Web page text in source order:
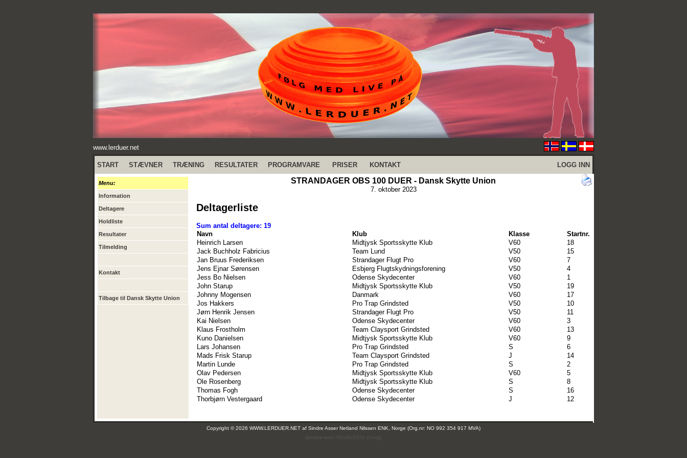
www.lerduer.net
START STÆVNER TRÆNING RESULTATER PROGRAMVARE PRISER KONTAKT LOGG INN
Menu:
Information
Deltagere
Holdliste
Resultater
Tilmelding
Kontakt
Tilbage til Dansk Skytte Union
STRANDAGER OBS 100 DUER - Dansk Skytte Union
7. oktober 2023
Deltagerliste
Sum antal deltagere: 19
Navn
Klub Klasse
Startnr.
Heinrich Larsen
Midtjysk Sportsskytte Klub V60
18
Jack Buchholz Fabricius
Team Lund V50
15
Jan Bruus Frederiksen
Strandager Flugt Pro V60
7
Jens Ejnar Sørensen
Esbjerg Flugtskydningsforening V50
4
Jess Bo Nielsen
Odense Skydecenter V60
1
John Starup
Midtjysk Sportsskytte Klub V50
19
Johnny Mogensen
Danmark V60
17
Jos Hakkers
Pro Trap Grindsted V50
10
Jørn Henrik Jensen
Strandager Flugt Pro V50
11
Kai Nielsen
Odense Skydecenter V60
3
Klaus Frostholm
Team Claysport Grindsted V60
13
Kuno Danielsen
Midtjysk Sportsskytte Klub V60
9
Lars Johansen
Pro Trap Grindsted S
6
Mads Frisk Starup
Team Claysport Grindsted J
14
Martin Lunde
Pro Trap Grindsted S
2
Olav Pedersen
Midtjysk Sportsskytte Klub V60
5
Ole Rosenberg
Midtjysk Sportsskytte Klub S
8
Thomas Fogh
Odense Skydecenter S
16
Thorbjørn Vestergaard
Odense Skydecenter J 12
Copyright © 2026 WWW.LERDUER.NET af Sindre Asser Netland Nilssen ENK, Norge (Org.nr: NO 992 354 917 MVA)
(leirdue-web-76c49c557b-2xvxg)